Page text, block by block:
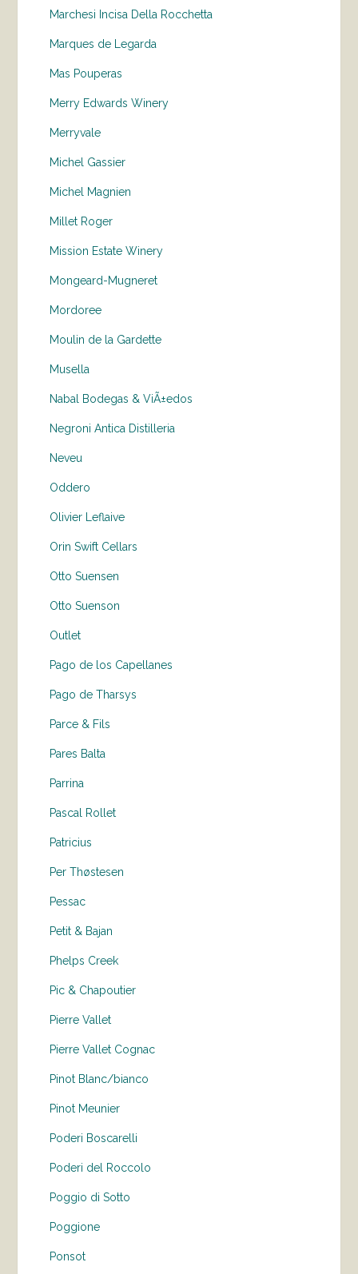
Marchesi Incisa Della Rocchetta
Marques de Legarda
Mas Pouperas
Merry Edwards Winery
Merryvale
Michel Gassier
Michel Magnien
Millet Roger
Mission Estate Winery
Mongeard-Mugneret
Mordoree
Moulin de la Gardette
Musella
Nabal Bodegas & ViÃ±edos
Negroni Antica Distilleria
Neveu
Oddero
Olivier Leflaive
Orin Swift Cellars
Otto Suensen
Otto Suenson
Outlet
Pago de los Capellanes
Pago de Tharsys
Parce & Fils
Pares Balta
Parrina
Pascal Rollet
Patricius
Per Thøstesen
Pessac
Petit & Bajan
Phelps Creek
Pic & Chapoutier
Pierre Vallet
Pierre Vallet Cognac
Pinot Blanc/bianco
Pinot Meunier
Poderi Boscarelli
Poderi del Roccolo
Poggio di Sotto
Poggione
Ponsot